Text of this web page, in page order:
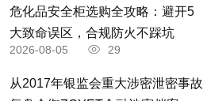
​危化品安全柜选购全攻略：避开5
大致命误区，合规防火不踩坑
2026-08-05 29
从2017年银监会重大涉密泄密事故